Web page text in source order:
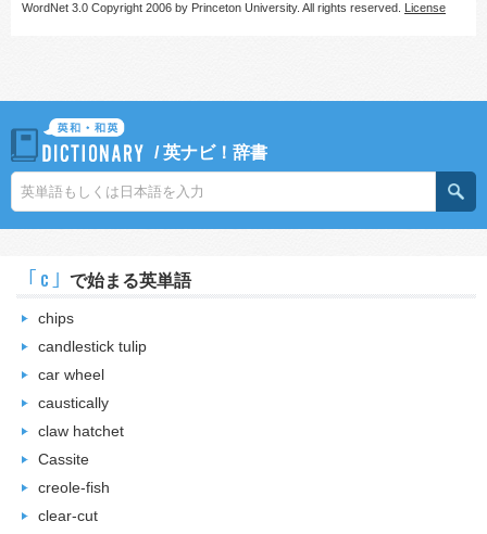
WordNet 3.0 Copyright 2006 by Princeton University. All rights reserved. License
/英ナビ！辞書
｢c｣ で始まる英単語
chips
candlestick tulip
car wheel
caustically
claw hatchet
Cassite
creole-fish
clear-cut